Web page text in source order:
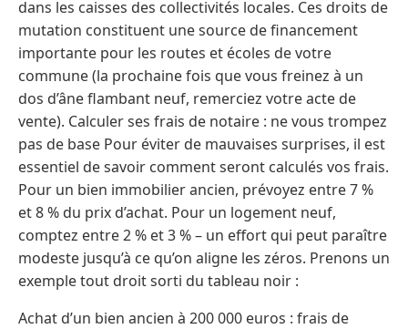
dans les caisses des collectivités locales. Ces droits de
mutation constituent une source de financement
importante pour les routes et écoles de votre
commune (la prochaine fois que vous freinez à un
dos d’âne flambant neuf, remerciez votre acte de
vente). Calculer ses frais de notaire : ne vous trompez
pas de base Pour éviter de mauvaises surprises, il est
essentiel de savoir comment seront calculés vos frais.
Pour un bien immobilier ancien, prévoyez entre 7 %
et 8 % du prix d’achat. Pour un logement neuf,
comptez entre 2 % et 3 % – un effort qui peut paraître
modeste jusqu’à ce qu’on aligne les zéros. Prenons un
exemple tout droit sorti du tableau noir :
Achat d’un bien ancien à 200 000 euros : frais de